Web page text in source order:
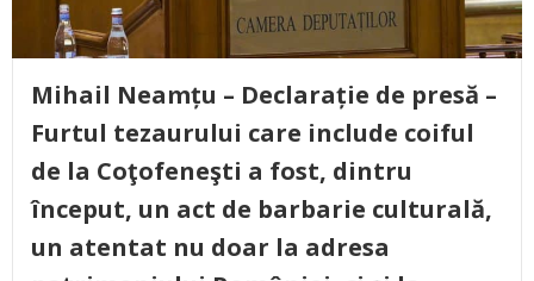
Mihail Neamțu – Declarație de presă –
Furtul tezaurului care include coiful
de la Coţofeneşti a fost, dintru
început, un act de barbarie culturală,
un atentat nu doar la adresa